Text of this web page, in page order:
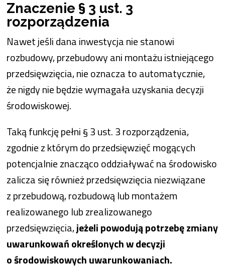
Znaczenie § 3 ust. 3
rozporządzenia
Nawet jeśli dana inwestycja nie stanowi
rozbudowy, przebudowy ani montażu istniejącego
przedsięwzięcia, nie oznacza to automatycznie,
że nigdy nie będzie wymagała uzyskania decyzji
środowiskowej.
Taką funkcję pełni § 3 ust. 3 rozporządzenia,
zgodnie z którym do przedsięwzięć mogących
potencjalnie znacząco oddziaływać na środowisko
zalicza się również przedsięwzięcia niezwiązane
z przebudową, rozbudową lub montażem
realizowanego lub zrealizowanego
przedsięwzięcia,jeżeli powodują potrzebę zmiany
uwarunkowań określonych w decyzji
o środowiskowych uwarunkowaniach.